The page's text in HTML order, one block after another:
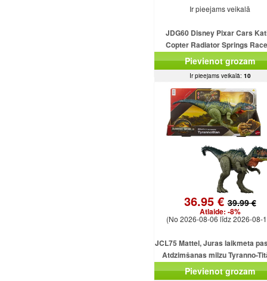
Ir pieejams veikalā
JDG60 Disney Pixar Cars
Copter Radiator Springs
Rescue MATTEL
Pievienot grozam
Ir pieejams veikalā: 10
36.95 €39.99 €
Atlaide: -8%
(No 2026-08-06 līdz 2026-08-
JCL75 Mattel, Juras laikmeta
Atdzimšanas milzu Tyranno-
uzbrukuma dinozaura
Pievienot grozam